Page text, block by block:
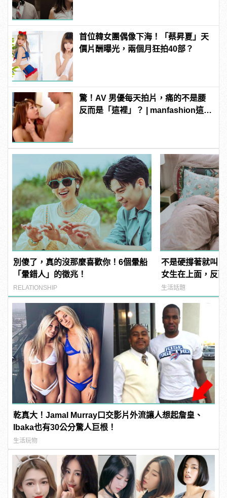
首位韓女團偶像下海！「蔡昇夏」天
價片酬曝光，兩個月狂拍40部？
驚！AV 男優每天拍片，痛的不是腰
反而是「這裡」？ | manfashion這樣
別傻了，真的沒那麼喜歡你！6個暈船
「暈錯人」的徵兆！
RELATIONSHIP
不是硬撐著就叫
女生在上面，反
生活話題
乾真大！Jamal Murray口交影片外流讓人想起詹皇、
Ibaka也有30公分驚人巨根！
生活玩物